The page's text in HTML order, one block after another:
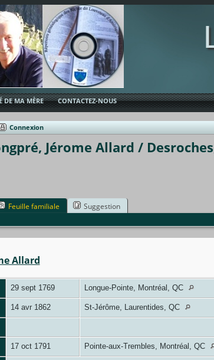
DE MA MÈRE CONTACTEZ-NOUS
Connexion
Jérome Allard /
Feuille familiale Suggestion
Allard
29 sept 1769 Longue-Pointe, Montréal, QC
14 avr 1862 St-Jérôme, Laurentides, QC
17 oct 1791 Pointe-aux-Trembles, Montréal, QC